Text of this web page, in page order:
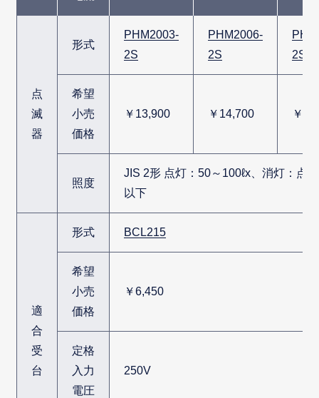
点
滅
器
形式
PHM2003-
2S
PHM2006-
2S
2S
希望
小売
価格
￥13,900 ￥14,700 ￥
照度
JIS 2形 点灯：50～100ℓx、消灯：点
以下
適
合
受
台
形式 BCL215
希望
小売
価格
￥6,450
定格
入力
電圧
250V